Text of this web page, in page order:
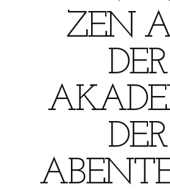
ZEN
DER
DER